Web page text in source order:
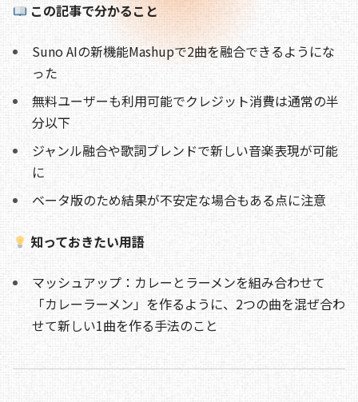
o
k
この記事で分かること
Suno AIの新機能Mashupで2曲を融合できるようにな
った
無料ユーザーも利用可能でクレジット消費は通常の半
分以下
ジャンル融合や歌詞ブレンドで新しい音楽表現が可能
に
ベータ版のため結果が不安定な場合もある点に注意
知っておきたい用語
マッシュアップ：カレーとラーメンを組み合わせて
「カレーラーメン」を作るように、2つの曲を混ぜ合わ
せて新しい1曲を作る手法のこと